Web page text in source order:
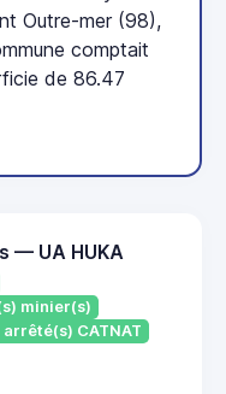
Outre-mer (98),
comptait
de 86.47
— UA HUKA
minier(s)
arrêté(s) CATNAT